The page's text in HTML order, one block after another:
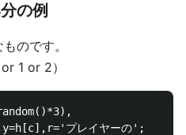
の例
のです。
1 or 2）
プレイヤーの';